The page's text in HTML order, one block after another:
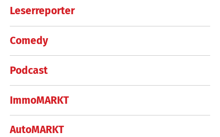
Leserreporter
Comedy
Podcast
ImmoMARKT
AutoMARKT